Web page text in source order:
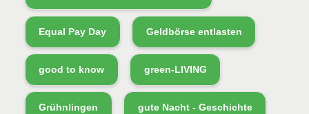
Equal Pay Day Geldbörse entlasten
good to know green-LIVING
Grühnlingen gute Nacht - Geschichte